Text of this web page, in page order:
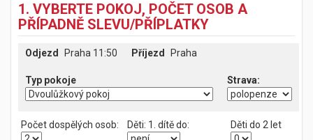
1. VYBERTE POKOJ, POČET OSOB A
PŘÍPADNĚ SLEVU/PŘÍPLATKY
Odjezd Praha 11:50 Příjezd Praha
Typ pokoje
Počet dospělých osob: Děti: 1. dítě do: Děti do 2 let